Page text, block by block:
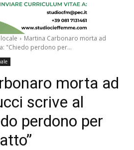
Martina Carbonaro morta ad
"Chiedo perdono per...
morta ad
scrive al
perdono per